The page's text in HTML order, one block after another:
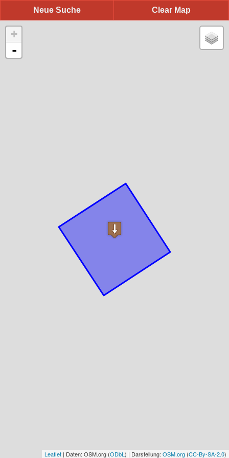
Clear Map
Neue Suche
+
-
Leaflet | Daten: OSM.org (ODbL ) | Darstellung: OSM.org (CC-By-SA-2.0)